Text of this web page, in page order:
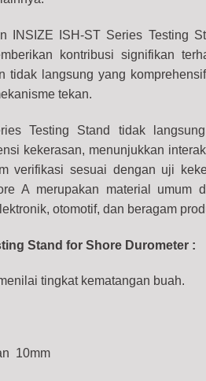
INSIZE ISH-ST Series Testing
kontribusi signifikan
tidak langsung yang
tekan.
Testing Stand tidak
kekerasan, menunjukkan
verifikasi sesuai dengan uji
A merupakan material umum
otomotif, dan beragam
Stand for Shore Durometer :
tingkat kematangan buah.
10mm